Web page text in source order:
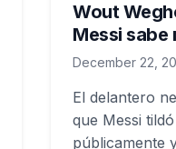
Wout
Messi sabe
December 22,
El delantero
que Messi
públicamente